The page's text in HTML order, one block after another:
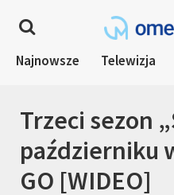
Najnowsze Telewizja
Trzeci sezon
październiku
GO [WIDEO]